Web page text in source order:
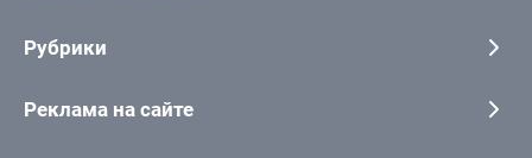
Рубрики
Реклама на сайте